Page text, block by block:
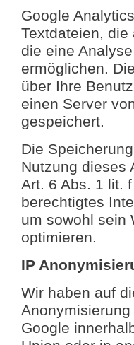
Google
Textdateien,
die eine
ermöglichen.
über Ihre
einen Server
gespeichert.
Die
Nutzung dieses
Art. 6 Abs. 1 lit.
berechtigtes
um sowohl sein
optimieren.
IP
Wir haben auf
Google